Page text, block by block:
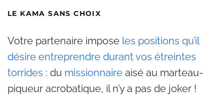
LE KAMA SANS CHOIX
Votre partenaire impose les positions qu’il
désire entreprendre durant vos étreintes
torrides : du missionnaire aisé au marteau-
piqueur acrobatique, il n’y a pas de joker !